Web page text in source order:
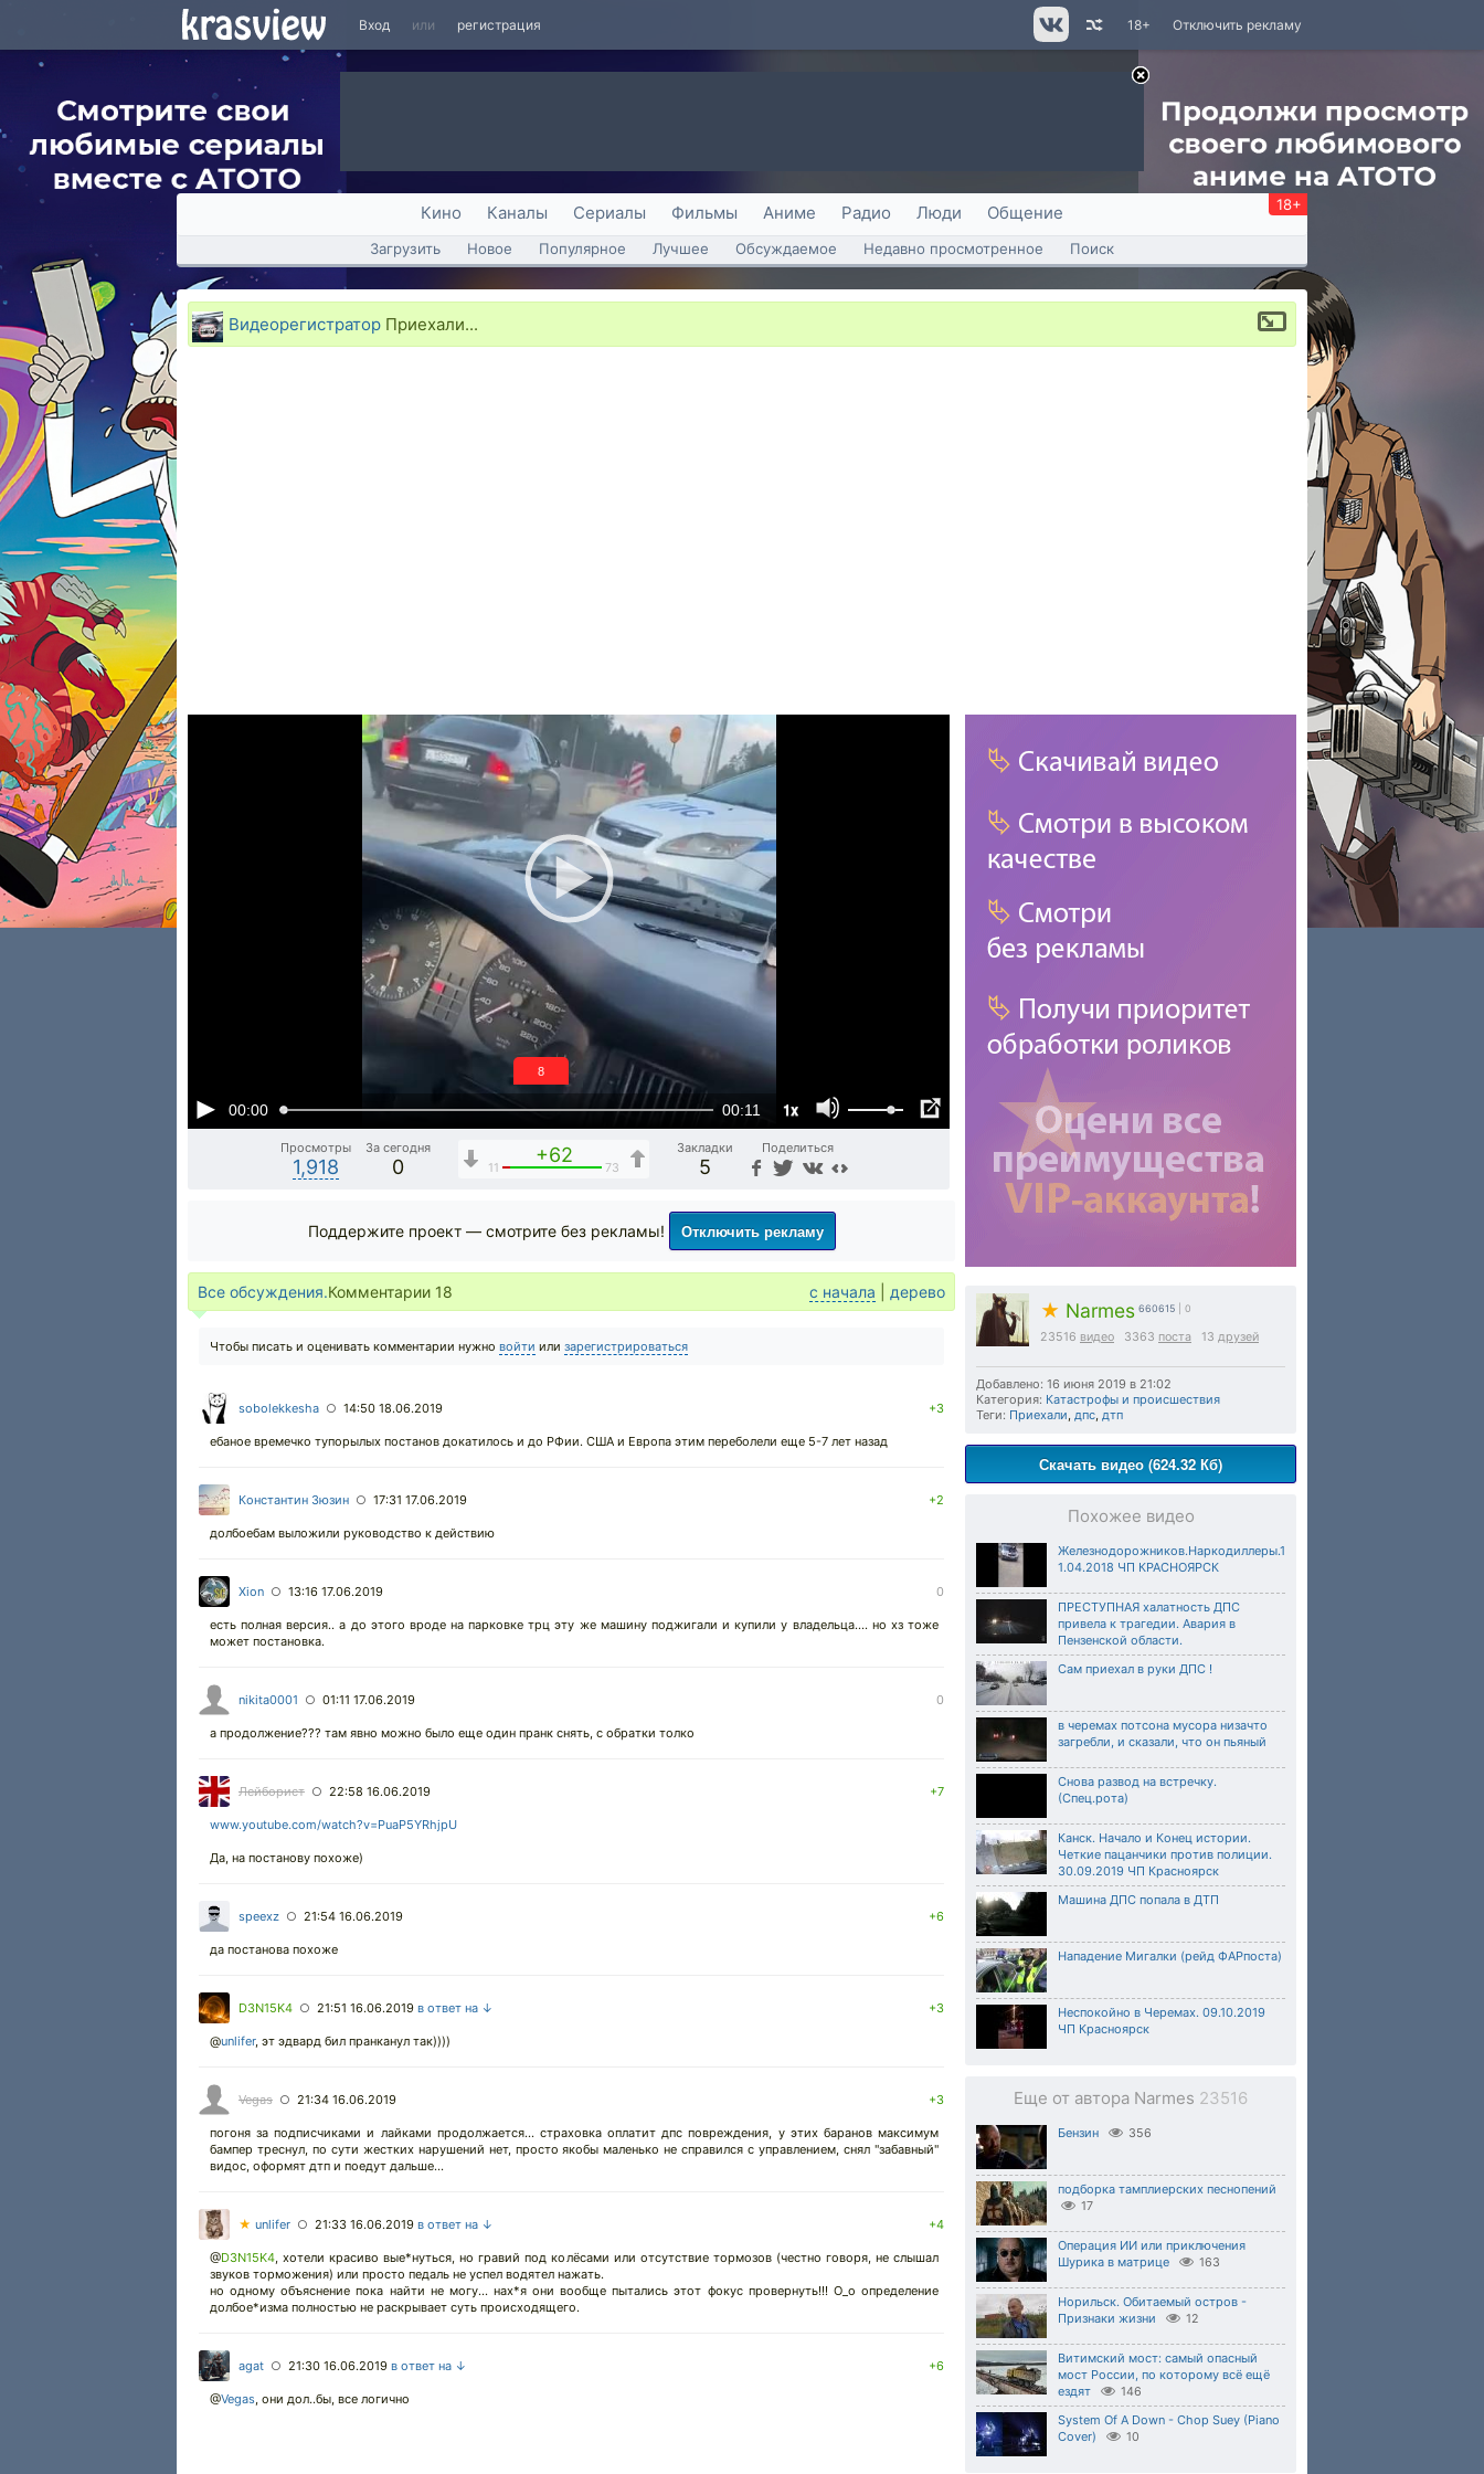
Вход или регистрация Отключить рекламу
18+
Кино Каналы Сериалы Фильмы Аниме Радио Люди Общение 18+
Загрузить Новое Популярное Лучшее Обсуждаемое Недавно просмотренное Поиск
Видеорегистратор Приехали...
00:00 00:11 1x
7
Просмотры
1,918
За сегодня
0
+62
11 73
Закладки
5
Поделиться
★ Narmes 660615 | 0
23516 видео 3363 поста 13 друзей
Добавлено: 16 июня 2019 в 21:02
Категория: Катастрофы и происшествия
Теги: Приехали, дпс, дтп
Скачать видео (624.32 Кб)
Похожее видео
Железнодорожников.Наркодиллеры.1
1.04.2018 ЧП КРАСНОЯРСК
ПРЕСТУПНАЯ халатность ДПС
привела к трагедии. Авария в
Пензенской области.
Сам приехал в руки ДПС !
в черемах потсона мусора низачто
загребли, и сказали, что он пьяный
Снова развод на встречку.
(Спец.рота)
Канск. Начало и Конец истории.
Четкие пацанчики против полиции.
30.09.2019 ЧП Красноярск
Машина ДПС попала в ДТП
Нападение Мигалки (рейд ФАРпоста)
Неспокойно в Черемах. 09.10.2019
ЧП Красноярск
Еще от автора Narmes 23516
Бензин 356
подборка тамплиерских песнопений
17
Операция ИИ или приключения
Шурика в матрице
163
Норильск. Обитаемый остров -
Признаки жизни
12
Витимский мост: самый опасный
мост России, по которому всё ещё
ездят
146
System Of A Down - Chop Suey (Piano
Cover)
10
Поддержите проект — смотрите без рекламы! Отключить рекламу
Все обсуждения.Комментарии 18 с начала дерево
Чтобы писать и оценивать комментарии нужно войти или зарегистрироваться
sobolekkesha ○ 14:50 18.06.2019 +3
ебаное времечко тупорылых постанов докатилось и до РФии. США и Европа этим переболели еще 5-7 лет назад
Константин Зюзин ○ 17:31 17.06.2019 +2
долбоебам выложили руководство к действию
Xion ○ 13:16 17.06.2019 0
есть полная версия.. а до этого вроде на парковке трц эту же машину поджигали и купили у владельца.... но хз тоже
может постановка.
nikita0001 ○ 01:11 17.06.2019 0
а продолжение??? там явно можно было еще один пранк снять, с обратки толко
Лейборист ○ 22:58 16.06.2019 +7
www.youtube.com/watch?v=PuaP5YRhjpU
Да, на постанову похоже)
speexz ○ 21:54 16.06.2019 +6
да постанова похоже
D3N15K4 ○ 21:51 16.06.2019 в ответ на ↓ +3
@unlifer, эт эдвард бил пранканул так))))
Vegas ○ 21:34 16.06.2019 +3
погоня за подписчиками и лайками продолжается... страховка оплатит дпс повреждения, у этих баранов максимум
бампер треснул, по сути жестких нарушений нет, просто якобы маленько не справился с управлением, снял "забавный"
видос, оформят дтп и поедут дальше...
★ unlifer ○ 21:33 16.06.2019 в ответ на ↓ +4
@D3N15K4, хотели красиво вые*нуться, но гравий под колёсами или отсутствие тормозов (честно говоря, не слышал
звуков торможения) или просто педаль не успел водятел нажать.
но одному объяснение пока найти не могу... нах*я они вообще пытались этот фокус провернуть!!! О_о определение
долбое*изма полностью не раскрывает суть происходящего.
agat ○ 21:30 16.06.2019 в ответ на ↓ +6
@Vegas, они дол..бы, все логично